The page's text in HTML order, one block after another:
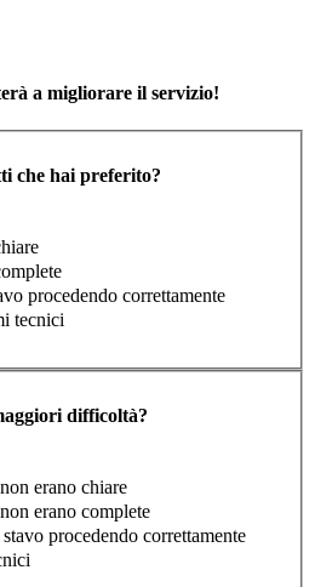
a migliorare il servizio!
che hai preferito?
procedendo correttamente
tecnici
difficoltà?
erano chiare
erano complete
procedendo correttamente